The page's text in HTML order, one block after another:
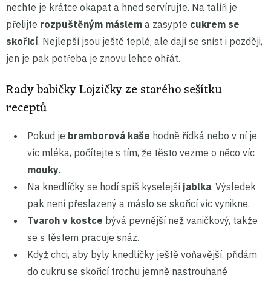
nechte je krátce okapat a hned servírujte. Na talíři je
přelijte rozpuštěným máslem a zasypte cukrem se
skořicí. Nejlepší jsou ještě teplé, ale dají se sníst i později,
jen je pak potřeba je znovu lehce ohřát.
Rady babičky Lojzičky ze starého sešítku
receptů
Pokud je bramborová kaše hodně řídká nebo v ní je
víc mléka, počítejte s tím, že těsto vezme o něco víc
mouky.
Na knedlíčky se hodí spíš kyselejší jablka. Výsledek
pak není přeslazený a máslo se skořicí víc vynikne.
Tvaroh v kostce bývá pevnější než vaničkový, takže
se s těstem pracuje snáz.
Když chci, aby byly knedlíčky ještě voňavější, přidám
do cukru se skořicí trochu jemně nastrouhané